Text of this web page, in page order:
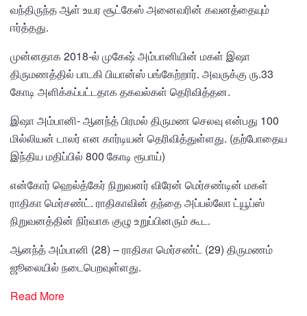
வந்திருந்த ஆள் உயர சூட்கேஸ் அனைவரின் கவனத்தையும்
ஈர்த்தது.
முன்னதாக 2018-ல் முகேஷ் அம்பானியின் மகள் இஷா
திருமணத்தில் பாடகி பியான்ஸ் பங்கேற்றார். அவருக்கு ரு.33
கோடி அளிக்கப்பட்டதாக தகவல்கள் தெரிவித்தன.
இஷா அம்பானி- ஆனந்த் பிரமல் திருமண செலவு என்பது 100
மில்லியன் டாலர் என கார்டியன் தெரிவித்துள்ளது. (தற்போதைய
இந்திய மதிப்பில் 800 கோடி ரூபாய்)
என்கோர் ஹெல்த்கேர் நிறுவனர் விரேன் மெர்சண்டின் மகள்
ராதிகா மெர்சண்ட். ராதிகாவின் தந்தை அப்பல்லோ ட்யூப்ஸ்
நிறுவனத்தின் நிர்வாக குழு உறுப்பினரும் கூட.
ஆனந்த் அம்பானி (28) – ராதிகா மெர்சண்ட் (29) திருமணம்
ஜூலையில் நடைபெறவுள்ளது.
Read More